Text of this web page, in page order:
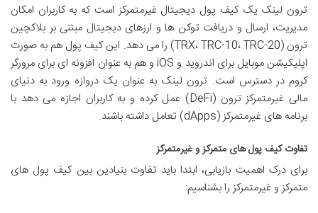
ترون لینک یک کیف پول دیجیتال غیرمتمرکز است که به کاربران امکان
مدیریت، ارسال و دریافت توکن ها و ارزهای دیجیتال مبتنی بر بلاکچین
ترون (TRX، TRC-10، TRC-20) را می دهد. این کیف پول هم به صورت
اپلیکیشن موبایل برای اندروید و iOS و هم به عنوان افزونه ای برای مرورگر
کروم در دسترس است. ترون لینک به عنوان یک دروازه ورود به دنیای
مالی غیرمتمرکز ترون (DeFi) عمل کرده و به کاربران اجازه می دهد با
برنامه های غیرمتمرکز (dApps) تعامل داشته باشند.
تفاوت کیف پول های متمرکز و غیرمتمرکز
برای درک اهمیت بازیابی، ابتدا باید تفاوت بنیادین بین کیف پول های
متمرکز و غیرمتمرکز را بشناسیم: